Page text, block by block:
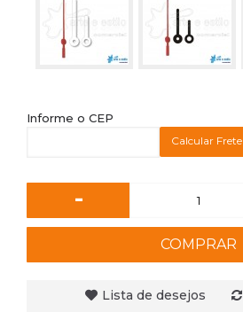
Informe o CEP
Calcular Frete
-
COMPRAR
Lista de desejos